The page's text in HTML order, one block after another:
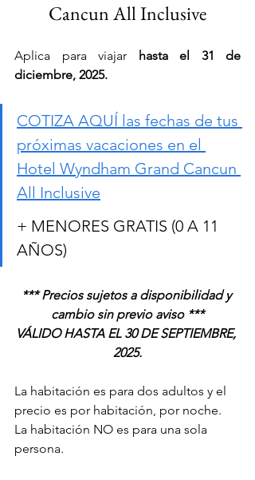
Cancun All Inclusive
Aplica para viajar hasta el 31 de
diciembre, 2025.
COTIZA AQUÍ las fechas de tus
próximas vacaciones en el
Hotel Wyndham Grand Cancun
All Inclusive
+ MENORES GRATIS (0 A 11
AÑOS)
*** Precios sujetos a disponibilidad y
cambio sin previo aviso ***
VÁLIDO HASTA EL 30 DE SEPTIEMBRE,
2025.
La habitación es para dos adultos y el
precio es por habitación, por noche.
La habitación NO es para una sola
persona.